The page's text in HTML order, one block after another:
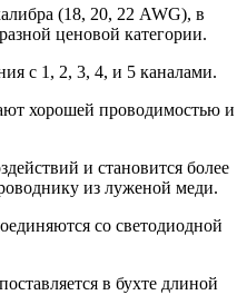
(18, 20, 22 AWG), в
ценовой категории.
с 1, 2, 3, 4, и 5 каналами.
хорошей проводимостью и
и становится более
из луженой меди.
со светодиодной
в бухте длиной